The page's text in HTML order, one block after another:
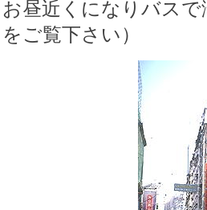
お昼近くになりバス
をご覧下さい）